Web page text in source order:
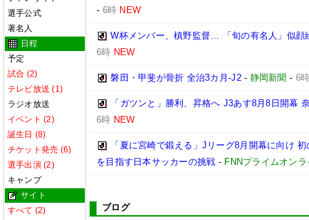
選手公式
著名人
日程
予定
試合 (2)
テレビ放送 (1)
ラジオ放送
イベント (2)
誕生日 (8)
チケット発売 (6)
選手出演 (2)
キャンプ
サイト
すべて (2)
- 6時 NEW
W杯メンバー、槙野監督… 「旬の有名人」似顔
6時 NEW
磐田・甲斐が骨折 全治3カ月-J2- 静岡新聞 - 6
「ガツンと」勝利、昇格へ J3あす8月8日開幕
6時 NEW
「夏に宮崎で鍛える」Jリーグ8月開幕に向け
を目指す日本サッカーの挑戦 - FNNプライムオンラ
ブログ